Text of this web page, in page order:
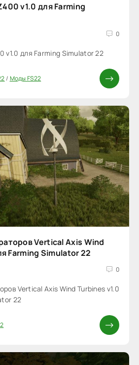
v1.0 для Farming
0
v1.0 для Farming Simulator 22
/ Моды FS22
Vertical Axis Wind
Farming Simulator 22
0
Vertical Axis Wind Turbines v1.0
22